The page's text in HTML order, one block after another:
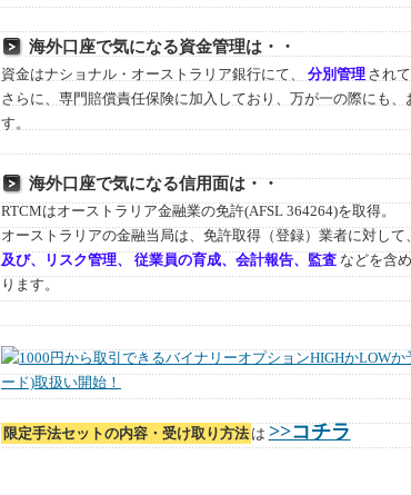
海外口座で気になる資金管理は・・
資金はナショナル・オーストラリア銀行にて、 分別管理 され
さらに、専門賠償責任保険に加入しており、万が一の際にも
す。
海外口座で気になる信用面は・・
RTCMはオーストラリア金融業の免許(AFSL 364264)を取得。
オーストラリアの金融当局は、免許取得（登録）業者に対して
及び、リスク管理、 従業員の育成、会計報告、監査 などを含
ります。
限定手法セットの内容・受け取り方法 は >>コチラ